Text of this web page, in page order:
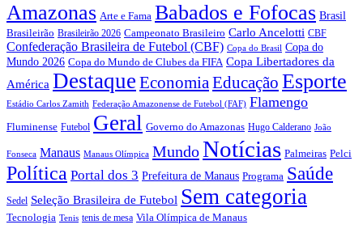
Amazonas Arte e Fama Babados e Fofocas Brasil
Brasileirão Brasileirão 2026 Campeonato Brasileiro Carlo Ancelotti CBF
Confederação Brasileira de Futebol (CBF) Copa do Brasil Copa do
Mundo 2026 Copa do Mundo de Clubes da FIFA Copa Libertadores da
América Destaque EconomiaEducação Esporte
Estádio Carlos Zamith Federação Amazonense de Futebol (FAF) Flamengo
Fluminense Futebol Geral Governo do Amazonas Hugo Calderano João
Fonseca Manaus Manaus Olímpica MundoNotícias Palmeiras Pelci
Política Portal dos 3 Prefeitura de Manaus Programa Saúde
Sedel Seleção Brasileira de Futebol Sem categoria
Tecnologia Tenis tenis de mesa Vila Olímpica de Manaus